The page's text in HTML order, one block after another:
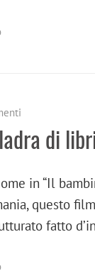
di
in “Il
questo
fatto